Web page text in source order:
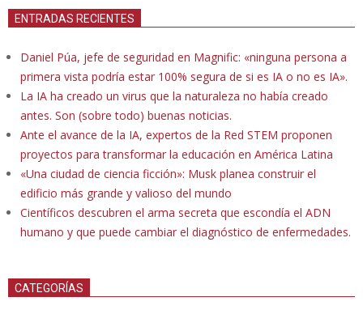
ENTRADAS RECIENTES
Daniel Púa, jefe de seguridad en Magnific: «ninguna persona a
primera vista podría estar 100% segura de si es IA o no es IA».
La IA ha creado un virus que la naturaleza no había creado
antes. Son (sobre todo) buenas noticias.
Ante el avance de la IA, expertos de la Red STEM proponen
proyectos para transformar la educación en América Latina
«Una ciudad de ciencia ficción»: Musk planea construir el
edificio más grande y valioso del mundo
Científicos descubren el arma secreta que escondía el ADN
humano y que puede cambiar el diagnóstico de enfermedades.
CATEGORÍAS